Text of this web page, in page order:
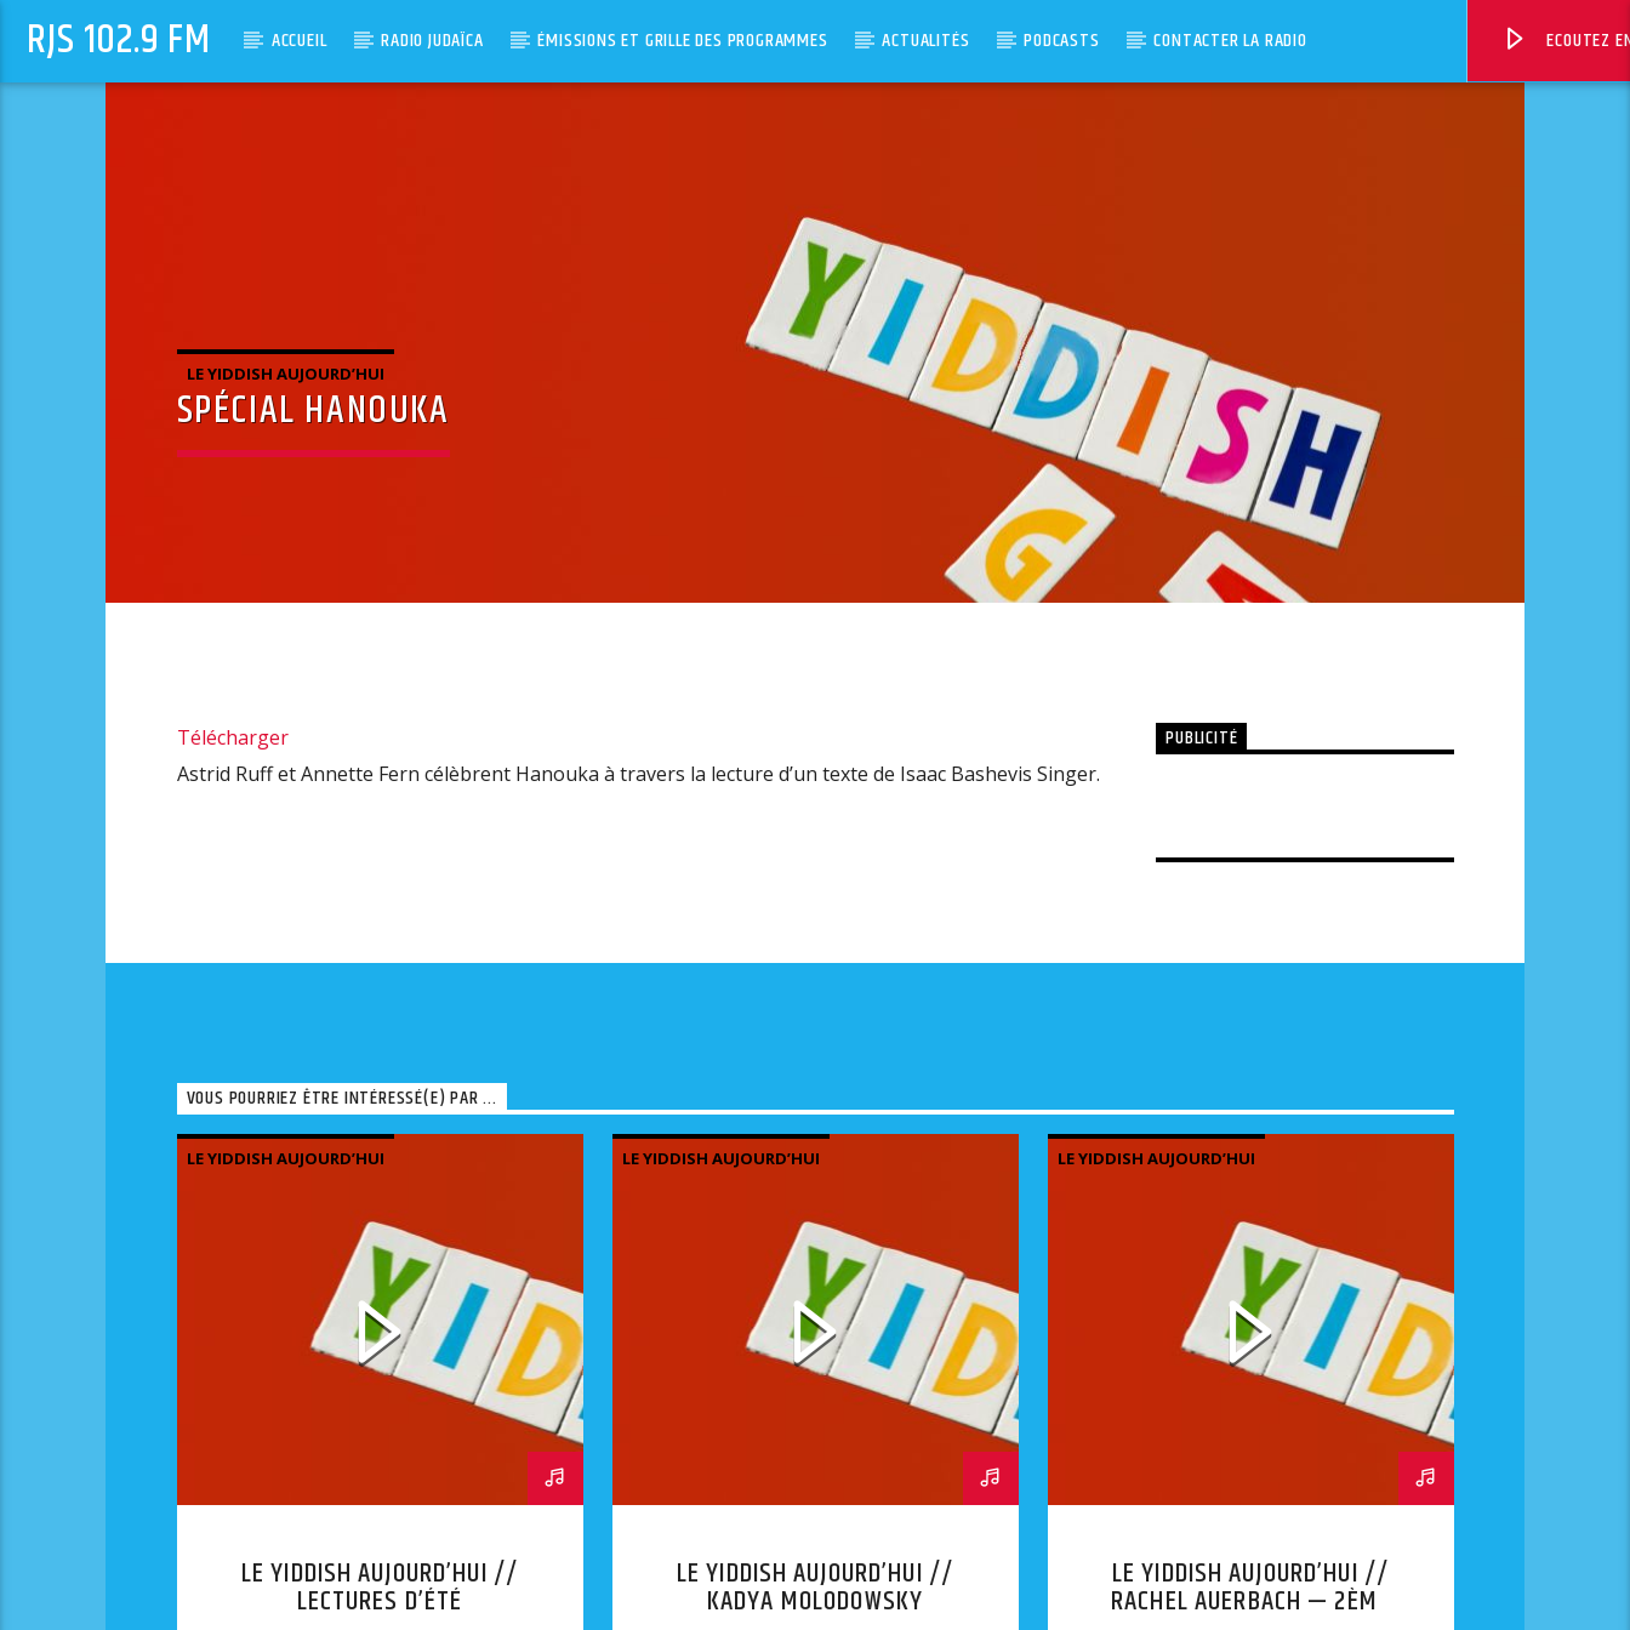
RJS 102.9 FM ACCUEIL RADIO JUDAÏCA ÉMISSIONS ET GRILLE DES PROGRAMMES ACTUALITÉS PODCASTS CONTACTER LA RADIO ECOUTEZ
LE YIDDISH AUJOURD’HUI
SPÉCIAL HANOUKA
Télécharger
Astrid Ruff et Annette Fern célèbrent Hanouka à travers la lecture d’un texte de Isaac Bashevis Singer.
PUBLICITÉ
VOUS POURRIEZ ÊTRE INTÉRESSÉ(E) PAR ...
LE YIDDISH AUJOURD’HUI
LE YIDDISH AUJOURD’HUI //
LECTURES D’ÉTÉ
LE YIDDISH AUJOURD’HUI
LE YIDDISH AUJOURD’HUI //
KADYA MOLODOWSKY
LE YIDDISH AUJOURD’HUI
LE YIDDISH AUJOURD’HUI //
RACHEL AUERBACH — 2ÈME